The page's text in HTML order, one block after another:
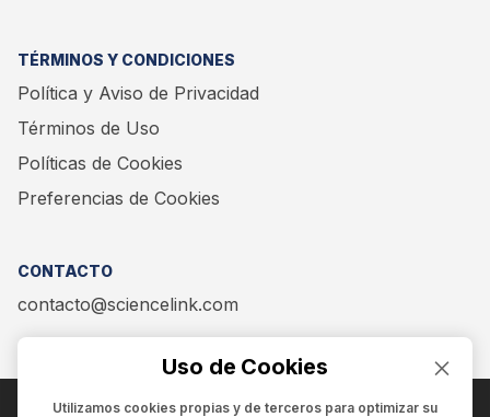
TÉRMINOS Y CONDICIONES
Política y Aviso de Privacidad
Términos de Uso
Políticas de Cookies
Preferencias de Cookies
CONTACTO
contacto@sciencelink.com
Uso de Cookies
Utilizamos cookies propias y de terceros para optimizar su